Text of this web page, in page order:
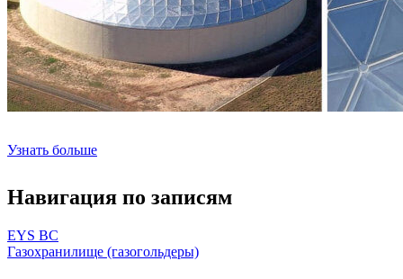
Узнать больше
Навигация по записям
EYS BC
Газохранилище (газогольдеры)